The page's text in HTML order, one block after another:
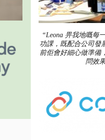
“Leona 畀我地嘅每
功課，既配合公司發
前佢會好細心做準備
問效